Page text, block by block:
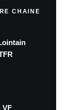
CHAINE
VF